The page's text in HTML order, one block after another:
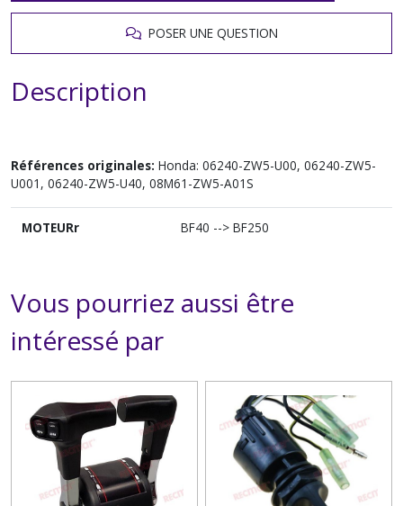
POSER UNE QUESTION
Description
Références originales: Honda: 06240-ZW5-U00, 06240-ZW5-
U001, 06240-ZW5-U40, 08M61-ZW5-A01S
MOTEURr BF40 --> BF250
Vous pourriez aussi être
intéressé par